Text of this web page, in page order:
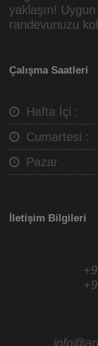
yaklaşın! Uygun
randevunuzu
Çalışma Saatleri
Hafta İçi :
Cumartesi :
Pazar
İletişim Bilgileri